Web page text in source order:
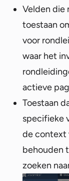
Velden die
toestaan
voor
waar het
actieve
Toestaan
specifieke
de context
behouden
zoeken